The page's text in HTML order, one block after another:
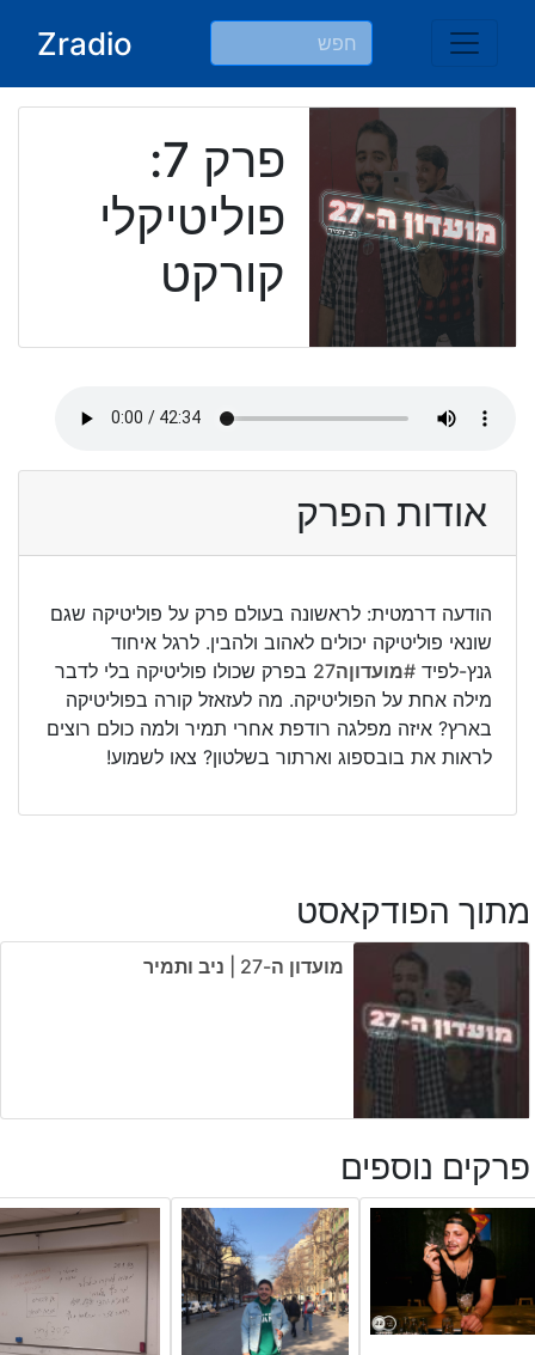
Zradio
פרק 7:
פוליטיקלי
קורקט
אודות הפרק
הודעה דרמטית: לראשונה בעולם פרק על פוליטיקה שגם
שונאי פוליטיקה יכולים לאהוב ולהבין. לרגל איחוד
גנץ-לפיד #מועדוןה27
בפרק שכולו פוליטיקה בלי לדבר
מילה אחת על הפוליטיקה. מה לעזאזל קורה בפוליטיקה
בארץ? איזה מפלגה רודפת אחרי תמיר ולמה כולם רוצים
לראות את בובספוג וארתור בשלטון? צאו לשמוע!
מתוך הפודקאסט
מועדון ה-27 | ניב ותמיר
פרקים נוספים